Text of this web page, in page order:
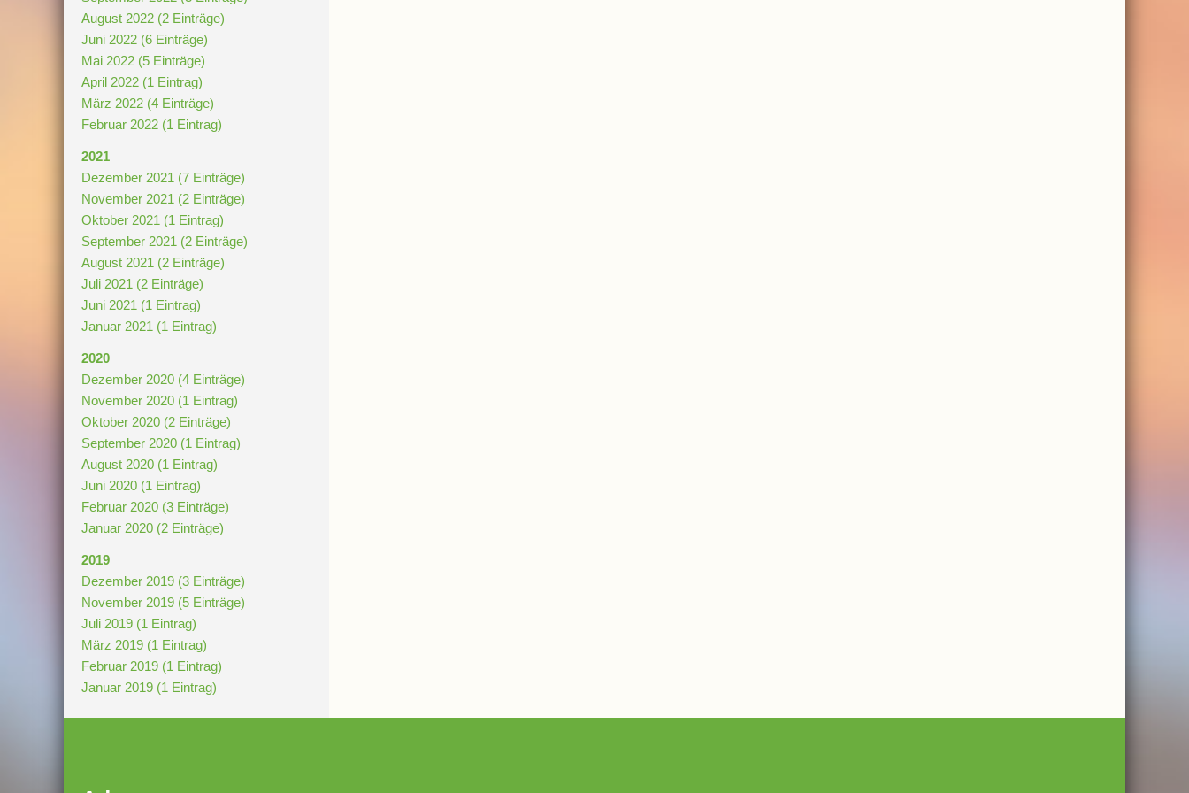
August 2022 (2 Einträge)
Juni 2022 (6 Einträge)
Mai 2022 (5 Einträge)
April 2022 (1 Eintrag)
März 2022 (4 Einträge)
Februar 2022 (1 Eintrag)
2021
Dezember 2021 (7 Einträge)
November 2021 (2 Einträge)
Oktober 2021 (1 Eintrag)
September 2021 (2 Einträge)
August 2021 (2 Einträge)
Juli 2021 (2 Einträge)
Juni 2021 (1 Eintrag)
Januar 2021 (1 Eintrag)
2020
Dezember 2020 (4 Einträge)
November 2020 (1 Eintrag)
Oktober 2020 (2 Einträge)
September 2020 (1 Eintrag)
August 2020 (1 Eintrag)
Juni 2020 (1 Eintrag)
Februar 2020 (3 Einträge)
Januar 2020 (2 Einträge)
2019
Dezember 2019 (3 Einträge)
November 2019 (5 Einträge)
Juli 2019 (1 Eintrag)
März 2019 (1 Eintrag)
Februar 2019 (1 Eintrag)
Januar 2019 (1 Eintrag)